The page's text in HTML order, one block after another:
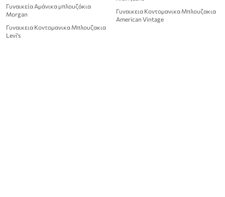
Γυναικεία Αμάνικα μπλουζάκια
Morgan
Γυναικεια Κοντομανικα Μπλουζακια
Levi's
Γυναικεια Κοντομανικα Μπλουζακια
American Vintage